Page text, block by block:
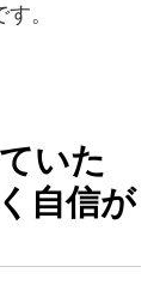
。
いた
自信が